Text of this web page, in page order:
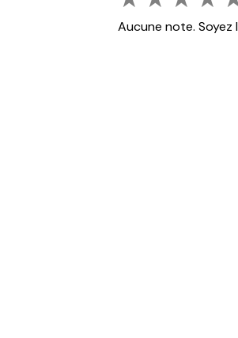
Aucune note.